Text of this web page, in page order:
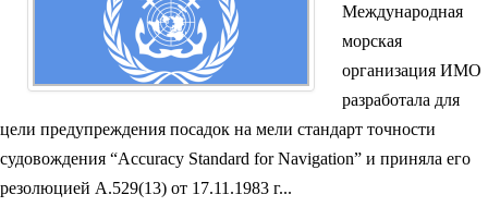
Международная
морская
организация ИМО
разработала для
цели предупреждения посадок на мели стандарт точности
судовождения “Accuracy Standard for Navigation” и приняла его
резолюцией А.529(13) от 17.11.1983 г...